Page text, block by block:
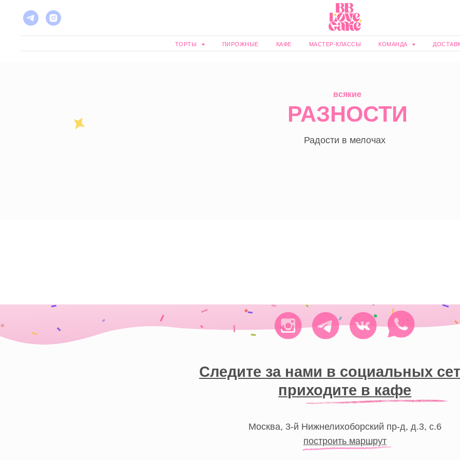
ТОРТЫ ПИРОЖНЫЕ КАФЕ МАСТЕР-КЛАССЫ КОМАНДА
РАЗНОСТИ
Следите за нами в социальных сетях и
Москва, 3-й Нижнелихоборский пр-д, д.3, c.6
построить маршрут
построить маршрут